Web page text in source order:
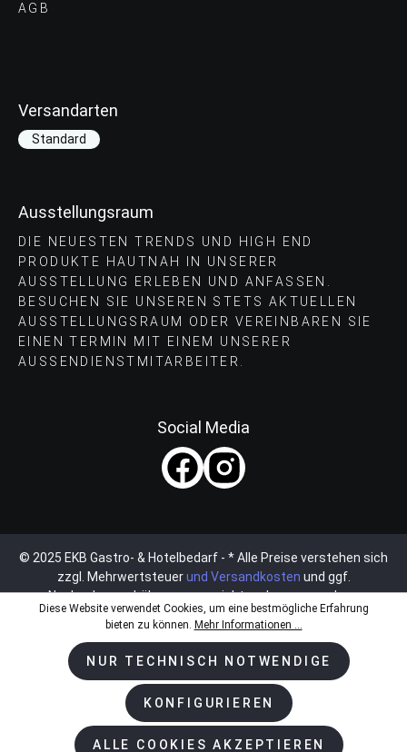
AGB
Versandarten
Standard
Ausstellungsraum
DIE NEUESTEN TRENDS UND HIGH END
PRODUKTE HAUTNAH IN UNSERER
AUSSTELLUNG ERLEBEN UND ANFASSEN.
BESUCHEN SIE UNSEREN STETS AKTUELLEN
AUSSTELLUNGSRAUM ODER VEREINBAREN SIE
EINEN TERMIN MIT EINEM UNSERER
AUSSENDIENSTMITARBEITER.
Social Media
© 2025 EKB Gastro- & Hotelbedarf - * Alle Preise verstehen sich
zzgl. Mehrwertsteuerund Versandkosten und ggf.
Nachnahmegebühren, wenn nicht anders angegeben.
Diese Website verwendet Cookies, um eine bestmögliche Erfahrung
bieten zu können. Mehr Informationen ...
NUR TECHNISCH NOTWENDIGE
KONFIGURIEREN
ALLE COOKIES AKZEPTIEREN